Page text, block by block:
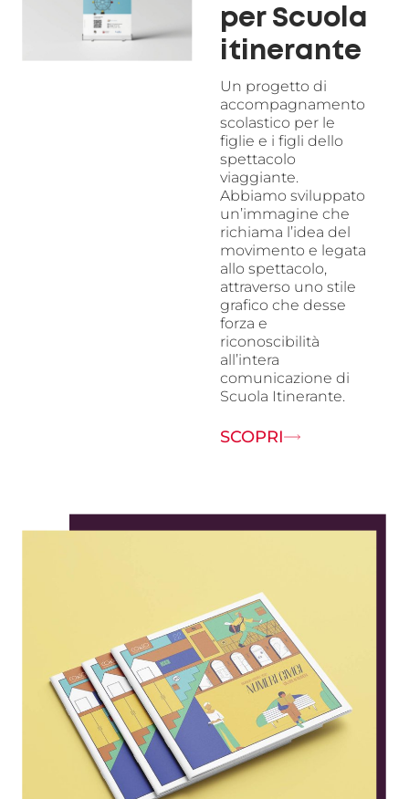
per Scuola
itinerante
Un progetto di
accompagnamento
scolastico per le
figlie e i figli dello
spettacolo
viaggiante.
Abbiamo sviluppato
un’immagine che
richiama l’idea del
movimento e legata
allo spettacolo,
attraverso uno stile
grafico che desse
forza e
riconoscibilità
all’intera
comunicazione di
Scuola Itinerante.
SCOPRI